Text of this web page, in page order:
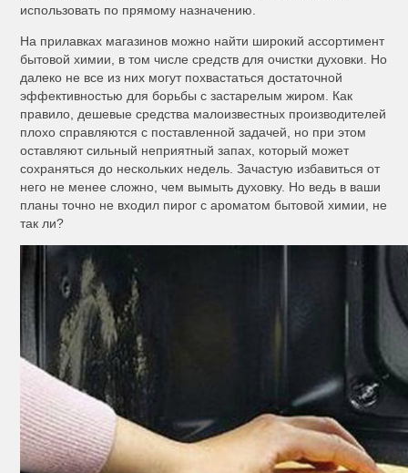
использовать по прямому назначению.
На прилавках магазинов можно найти широкий ассортимент
бытовой химии, в том числе средств для очистки духовки. Но
далеко не все из них могут похвастаться достаточной
эффективностью для борьбы с застарелым жиром. Как
правило, дешевые средства малоизвестных производителей
плохо справляются с поставленной задачей, но при этом
оставляют сильный неприятный запах, который может
сохраняться до нескольких недель. Зачастую избавиться от
него не менее сложно, чем вымыть духовку. Но ведь в ваши
планы точно не входил пирог с ароматом бытовой химии, не
так ли?